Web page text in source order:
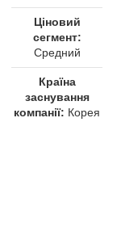
Ціновий
сегмент:
Средний
Країна
заснування
компанії: Корея